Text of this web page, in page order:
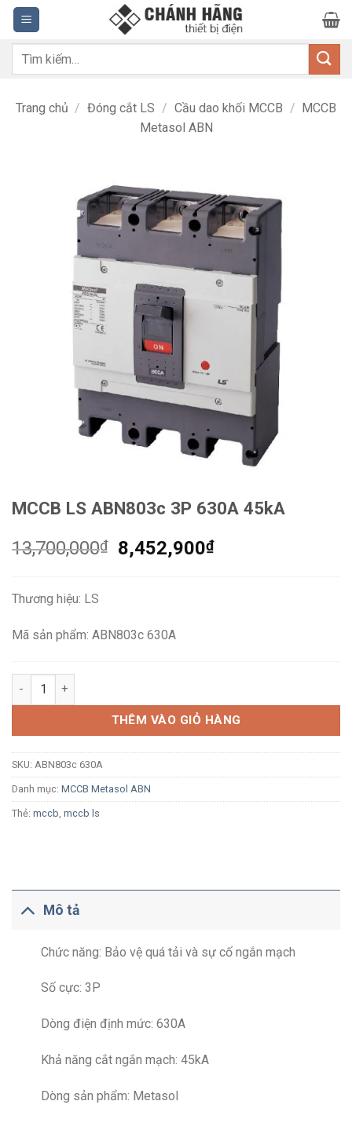
Bỏ
qua
nội
dung
Tìm
Trang chủ / Đóng cắt LS / Cầu dao khối MCCB / MCCB
Metasol ABN
MCCB LS ABN803c 3P 630A 45kA
13,700,000₫
Giá
8,452,900₫Giá
Thương hiệu: LS
Mã sản phẩm: ABN803c 630A
MCCB LS ABN803c 3P 630A 45kA số lượng
THÊM VÀO GIỎ HÀNG
SKU: ABN803c 630A
Danh mục: MCCB Metasol ABN
Thẻ: mccb mccb ls
Mô tả
Chức năng: Bảo vệ quá tải và sự cố ngắn mạch
Số cực: 3P
Dòng điện định mức: 630A
Khả năng cắt ngắn mạch: 45kA
Dòng sản phẩm: Metasol